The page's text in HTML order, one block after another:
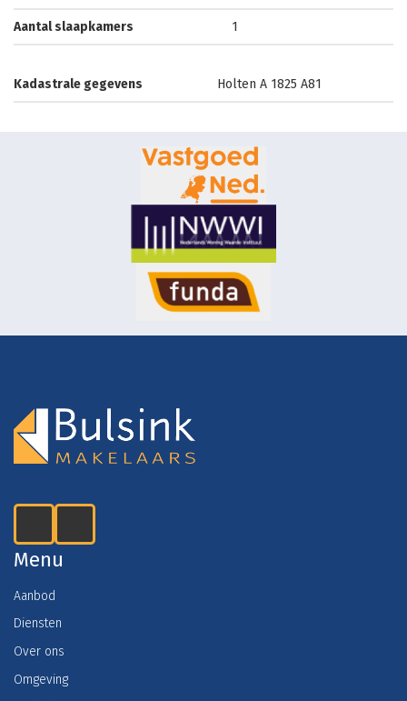
Aantal slaapkamers 1
Kadastrale gegevens Holten A 1825 A81
Menu
Aanbod
Diensten
Over ons
Omgeving